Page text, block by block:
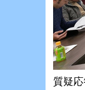
質疑